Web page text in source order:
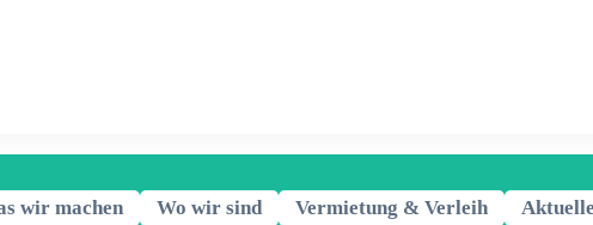
wir machen Wo wir sind Vermietung & Verleih